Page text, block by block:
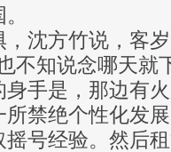
沈方竹说，客
不知说念哪天就
手是，那边有
禁绝个性化发
号经验。然后